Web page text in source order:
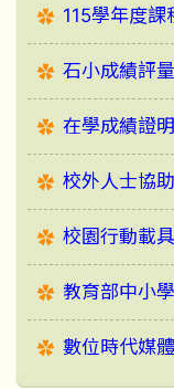
115學年度課
石小成績評
在學成績證
校外人士協
校園行動載
教育部中小
數位時代媒